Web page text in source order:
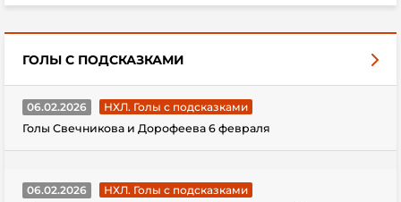
ГОЛЫ С ПОДСКАЗКАМИ
06.02.2026
НХЛ. Голы с подсказками
Голы Свечникова и Дорофеева 6 февраля
06.02.2026
НХЛ. Голы с подсказками